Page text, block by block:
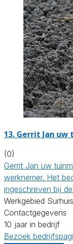
13. Gerrit Jan uw
(0)
Gerrit Jan uw
werknemer. Het
ingeschreven bij
Werkgebied
Contactgegevens
10 jaar in bedrijf
Bezoek